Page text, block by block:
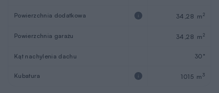
Powierzchnia dodatkowa 34,28 m2
Powierzchnia garażu 34,28 m2
Kąt nachylenia dachu 30°
Kubatura 1015 m3